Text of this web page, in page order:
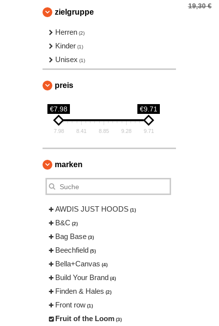
zielgruppe
Herren (2)
Kinder (1)
Unisex (1)
preis
€7.98 €9.71
7.98 8.41 8.85 9.28 9.71
marken
AWDIS JUST HOODS (1)
B&C (2)
Bag Base (3)
Beechfield (5)
Bella+Canvas (4)
Build Your Brand (4)
Finden & Hales (2)
Front row (1)
Fruit of the Loom (3)
19,30 €